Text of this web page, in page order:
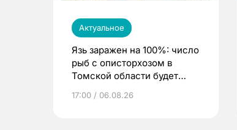
Актуальное
Язь заражен на 100%: число
рыб с описторхозом в
Томской области будет
17:00 / 06.08.26